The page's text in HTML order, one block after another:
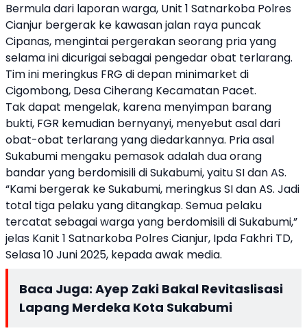
Bermula dari laporan warga, Unit 1 Satnarkoba Polres
Cianjur bergerak ke kawasan jalan raya puncak
Cipanas, mengintai pergerakan seorang pria yang
selama ini dicurigai sebagai pengedar obat terlarang.
Tim ini meringkus FRG di depan minimarket di
Cigombong, Desa Ciherang Kecamatan Pacet.
Tak dapat mengelak, karena menyimpan barang
bukti, FGR kemudian bernyanyi, menyebut asal dari
obat-obat terlarang yang diedarkannya. Pria asal
Sukabumi mengaku pemasok adalah dua orang
bandar yang berdomisili di Sukabumi, yaitu SI dan AS.
“Kami bergerak ke Sukabumi, meringkus SI dan AS. Jadi
total tiga pelaku yang ditangkap. Semua pelaku
tercatat sebagai warga yang berdomisili di Sukabumi,”
jelas Kanit 1 Satnarkoba Polres Cianjur, Ipda Fakhri TD,
Selasa 10 Juni 2025, kepada awak media.
Baca Juga: Ayep Zaki Bakal Revitaslisasi
Lapang Merdeka Kota Sukabumi